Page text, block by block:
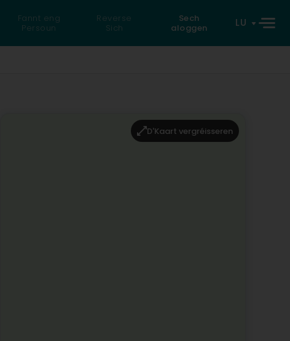
Fannt eng
Persoun
Reverse
Sich
Sech
aloggen
LU
D'Kaart vergréisseren